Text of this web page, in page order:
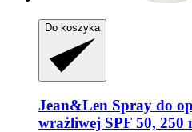
Do koszyka
Jean&Len Spray do
wrażliwej SPF 50, 250